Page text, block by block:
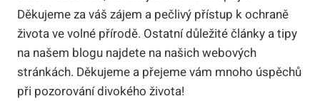
Děkujeme za váš zájem a pečlivý přístup k ochraně
života ve volné přírodě. Ostatní důležité články a tipy
na našem blogu najdete na našich webových
stránkách. Děkujeme a přejeme vám mnoho úspěchů
při pozorování divokého života!